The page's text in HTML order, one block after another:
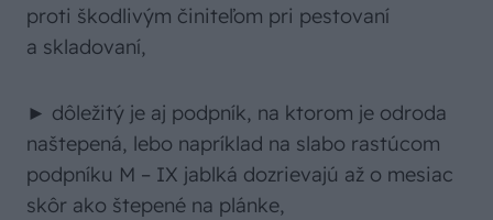
proti škodlivým činiteľom pri pestovaní
a skladovaní,
► dôležitý je aj podpník, na ktorom je odroda
naštepená, lebo napríklad na slabo rastúcom
podpníku M – IX jablká dozrievajú až o mesiac
skôr ako štepené na plánke,